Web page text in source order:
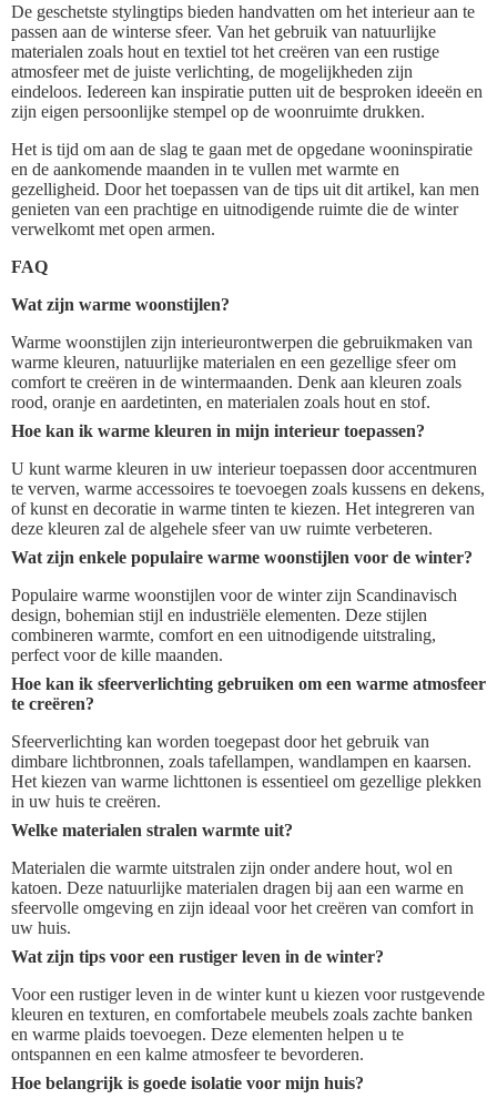
De geschetste stylingtips bieden handvatten om het interieur aan te
passen aan de winterse sfeer. Van het gebruik van natuurlijke
materialen zoals hout en textiel tot het creëren van een rustige
atmosfeer met de juiste verlichting, de mogelijkheden zijn
eindeloos. Iedereen kan inspiratie putten uit de besproken ideeën en
zijn eigen persoonlijke stempel op de woonruimte drukken.
Het is tijd om aan de slag te gaan met de opgedane wooninspiratie
en de aankomende maanden in te vullen met warmte en
gezelligheid. Door het toepassen van de tips uit dit artikel, kan men
genieten van een prachtige en uitnodigende ruimte die de winter
verwelkomt met open armen.
FAQ
Wat zijn warme woonstijlen?
Warme woonstijlen zijn interieurontwerpen die gebruikmaken van
warme kleuren, natuurlijke materialen en een gezellige sfeer om
comfort te creëren in de wintermaanden. Denk aan kleuren zoals
rood, oranje en aardetinten, en materialen zoals hout en stof.
Hoe kan ik warme kleuren in mijn interieur toepassen?
U kunt warme kleuren in uw interieur toepassen door accentmuren
te verven, warme accessoires te toevoegen zoals kussens en dekens,
of kunst en decoratie in warme tinten te kiezen. Het integreren van
deze kleuren zal de algehele sfeer van uw ruimte verbeteren.
Wat zijn enkele populaire warme woonstijlen voor de winter?
Populaire warme woonstijlen voor de winter zijn Scandinavisch
design, bohemian stijl en industriële elementen. Deze stijlen
combineren warmte, comfort en een uitnodigende uitstraling,
perfect voor de kille maanden.
Hoe kan ik sfeerverlichting gebruiken om een warme atmosfeer
te creëren?
Sfeerverlichting kan worden toegepast door het gebruik van
dimbare lichtbronnen, zoals tafellampen, wandlampen en kaarsen.
Het kiezen van warme lichttonen is essentieel om gezellige plekken
in uw huis te creëren.
Welke materialen stralen warmte uit?
Materialen die warmte uitstralen zijn onder andere hout, wol en
katoen. Deze natuurlijke materialen dragen bij aan een warme en
sfeervolle omgeving en zijn ideaal voor het creëren van comfort in
uw huis.
Wat zijn tips voor een rustiger leven in de winter?
Voor een rustiger leven in de winter kunt u kiezen voor rustgevende
kleuren en texturen, en comfortabele meubels zoals zachte banken
en warme plaids toevoegen. Deze elementen helpen u te
ontspannen en een kalme atmosfeer te bevorderen.
Hoe belangrijk is goede isolatie voor mijn huis?